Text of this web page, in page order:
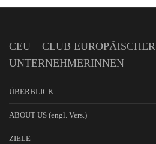
CEU – CLUB EUROPÄISCHER
UNTERNEHMERINNEN
ÜBERBLICK
ABOUT US (engl. Vers.)
ZIELE